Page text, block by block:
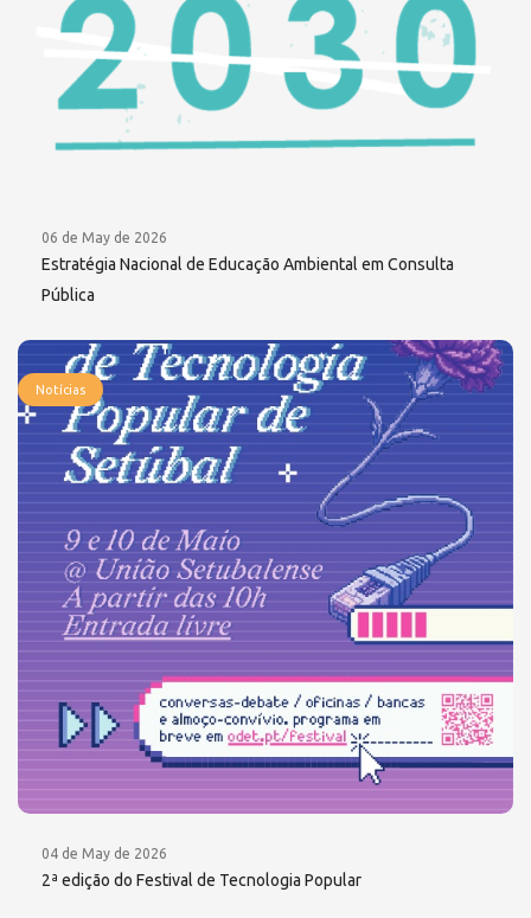
06 de May de 2026
Estratégia Nacional de Educação Ambiental em Consulta
Pública
Notícias
04 de May de 2026
2ª edição do Festival de Tecnologia Popular